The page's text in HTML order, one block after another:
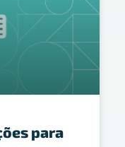
para